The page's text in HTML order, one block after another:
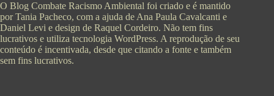
O Blog Combate Racismo Ambiental foi criado e é mantido
por Tania Pacheco, com a ajuda de Ana Paula Cavalcanti e
Daniel Levi e design de Raquel Cordeiro. Não tem fins
lucrativos e utiliza tecnologia WordPress. A reprodução de seu
conteúdo é incentivada, desde que citando a fonte e também
sem fins lucrativos.